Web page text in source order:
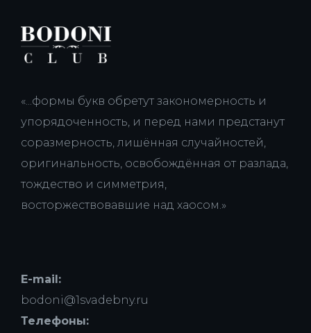
«...формы букв обретут закономерность и
упорядоченность, и перед нами предстанут
соразмерность, лишённая случайностей,
оригинальность, освобождённая от разлада,
тождество и симметрия,
восторжествовавшие над хаосом.»
E-mail:
bodoni@1svadebny.ru
Телефоны: